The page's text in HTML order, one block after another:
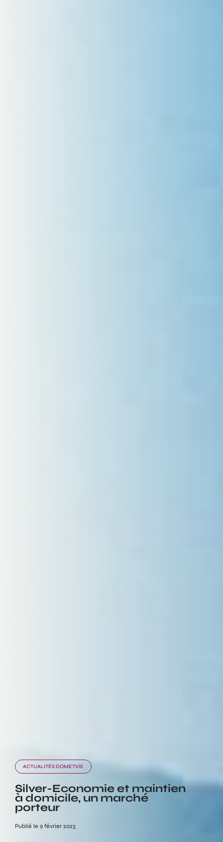
ACTUALITÉS DOMETVIE
Silver-Economie et maintien
à domicile, un marché
porteur
Publié le 9 février 2023